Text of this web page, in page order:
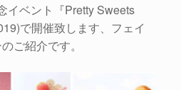
イベント『Pretty Sweets
で開催致します、フェイ
ご紹介です。